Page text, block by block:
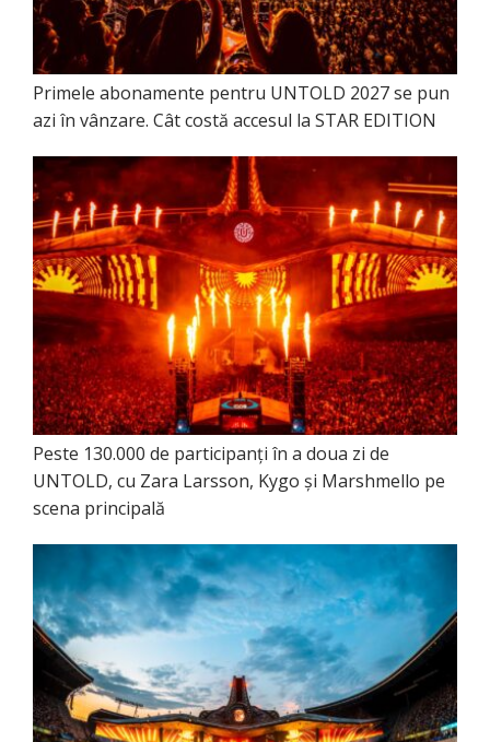
Primele abonamente pentru UNTOLD 2027 se pun
azi în vânzare. Cât costă accesul la STAR EDITION
Peste 130.000 de participanți în a doua zi de
UNTOLD, cu Zara Larsson, Kygo și Marshmello pe
scena principală